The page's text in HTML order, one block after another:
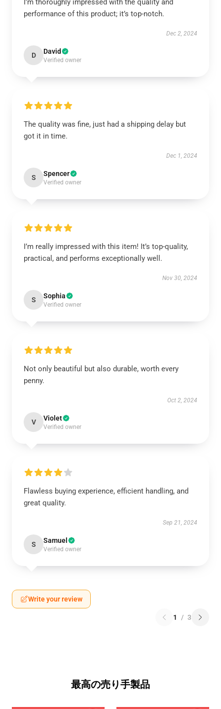
I’m thoroughly impressed with the quality and
performance of this product; it’s top-notch.
Dec 2, 2024
D David
Verified owner
The quality was fine, just had a shipping delay but
got it in time.
Dec 1, 2024
S Spencer
Verified owner
I’m really impressed with this item! It’s top-quality,
practical, and performs exceptionally well.
Nov 30, 2024
S Sophia
Verified owner
Not only beautiful but also durable, worth every
penny.
Oct 2, 2024
V Violet
Verified owner
Flawless buying experience, efficient handling, and
great quality.
Sep 21, 2024
S Samuel
Verified owner
Write your review
1 / 3
最高の売り手製品